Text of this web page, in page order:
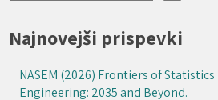
Najnovejši prispevki
NASEM (2026) Frontiers of Statistics
Engineering: 2035 and Beyond.